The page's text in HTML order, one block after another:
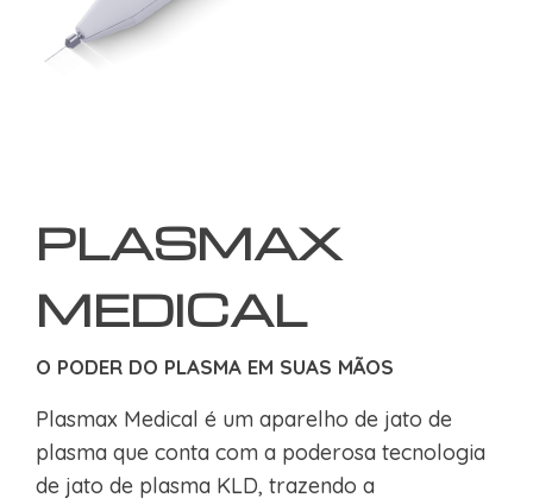
PLASMAX
MEDICAL
O PODER DO PLASMA EM SUAS MÃOS
Plasmax Medical é um aparelho de jato de
plasma que conta com a poderosa tecnologia
de jato de plasma KLD, trazendo a